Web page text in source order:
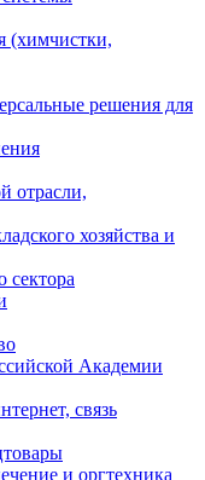
(химчистки,
решения для
отрасли,
хозяйства и
сектора
Академии
связь
и оргтехника